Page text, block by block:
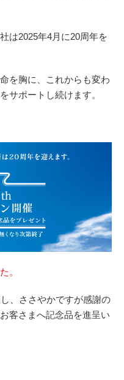
は2025年4月に20周年を
を胸に、これからも変わ
サポートし続けます。
。
、ささやかですが感謝の
客さまへ記念品を進呈い